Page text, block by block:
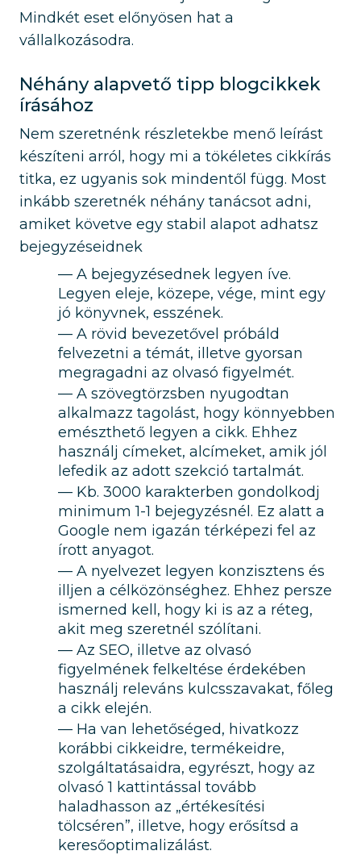
Mindkét eset előnyösen hat a
vállalkozásodra.
Néhány alapvető tipp blogcikkek
írásához
Nem szeretnénk részletekbe menő leírást
készíteni arról, hogy mi a tökéletes cikkírás
titka, ez ugyanis sok mindentől függ. Most
inkább szeretnék néhány tanácsot adni,
amiket követve egy stabil alapot adhatsz
bejegyzéseidnek
A bejegyzésednek legyen íve.
Legyen eleje, közepe, vége, mint egy
jó könyvnek, esszének.
A rövid bevezetővel próbáld
felvezetni a témát, illetve gyorsan
megragadni az olvasó figyelmét.
A szövegtörzsben nyugodtan
alkalmazz tagolást, hogy könnyebben
emészthető legyen a cikk. Ehhez
használj címeket, alcímeket, amik jól
lefedik az adott szekció tartalmát.
Kb. 3000 karakterben gondolkodj
minimum 1-1 bejegyzésnél. Ez alatt a
Google nem igazán térképezi fel az
írott anyagot.
A nyelvezet legyen konzisztens és
illjen a célközönséghez. Ehhez persze
ismerned kell, hogy ki is az a réteg,
akit meg szeretnél szólítani.
Az SEO, illetve az olvasó
figyelmének felkeltése érdekében
használj releváns kulcsszavakat, főleg
a cikk elején.
Ha van lehetőséged, hivatkozz
korábbi cikkeidre, termékeidre,
szolgáltatásaidra, egyrészt, hogy az
olvasó 1 kattintással tovább
haladhasson az „értékesítési
tölcséren”, illetve, hogy erősítsd a
keresőoptimalizálást.